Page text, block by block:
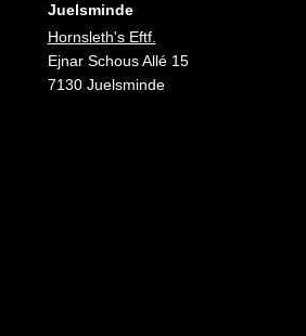
Juelsminde
Hornsleth's Eftf.
Ejnar Schous Allé 15
7130 Juelsminde